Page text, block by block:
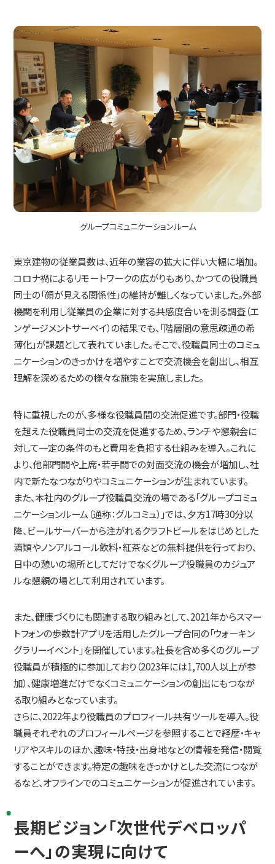
グループコミュニケーションルーム
東京建物の従業員数は、近年の業容の拡大に伴い大幅に増加。
コロナ禍によるリモートワークの広がりもあり、かつての役職員
同士の「顔が見える関係性」の維持が難しくなっていました。外部
機関を利用し従業員の企業に対する共感度合いを測る調査（エ
ンゲージメントサーベイ）の結果でも、「階層間の意思疎通の希
薄化」が課題として表れていました。そこで、役職員同士のコミュ
ニケーションのきっかけを増やすことで交流機会を創出し、相互
理解を深めるための様々な施策を実施しました。
特に重視したのが、多様な役職員間の交流促進です。部門・役職
を超えた役職員同士の交流を促進するため、ランチや懇親会に
対して一定の条件のもと費用を負担する仕組みを導入。これに
より、他部門間や上席・若手間での対面交流の機会が増加し、社
内で新たなつながりやコミュニケーションが生まれています。
また、本社内のグループ役職員交流の場である「グループコミュ
ニケーションルーム（通称：グルコミュ）」では、夕方17時30分以
降、ビールサーバーから注がれるクラフトビールをはじめとした
酒類やノンアルコール飲料・紅茶などの無料提供を行っており、
日中の憩いの場所としてだけでなくグループ役職員のカジュア
ルな懇親の場として利用されています。
また、健康づくりにも関連する取り組みとして、2021年からスマー
トフォンの歩数計アプリを活用したグループ合同の「ウォーキン
グラリーイベント」を開催しています。社長を含め多くのグループ
役職員が積極的に参加しており（2023年には1,700人以上が参
加）、健康増進だけでなくコミュニケーションの創出にもつなが
る取り組みとなっています。
さらに、2022年より役職員のプロフィール共有ツールを導入。役
職員それぞれのプロフィールページを参照することで経歴・キャ
リアやスキルのほか、趣味・特技・出身地などの情報を発信・閲覧
することができます。特定の趣味をきっかけとした交流につなが
るなど、オフラインでのコミュニケーションが促進されています。
長期ビジョン「次世代デベロッパ
ーへ」の実現に向けて